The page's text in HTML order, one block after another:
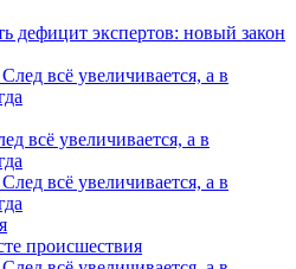
дефицит экспертов: новый закон
всё увеличивается, а в
происшествия